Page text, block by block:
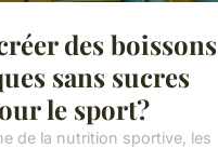
des boissons
sans sucres
le sport?
de la nutrition sportive, les